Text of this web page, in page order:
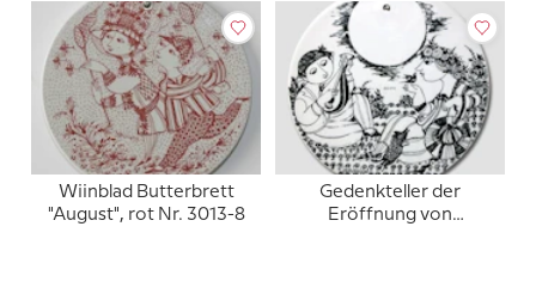
Wiinblad Butterbrett
"August", rot Nr. 3013-8
Gedenkteller der
Eröffnung von